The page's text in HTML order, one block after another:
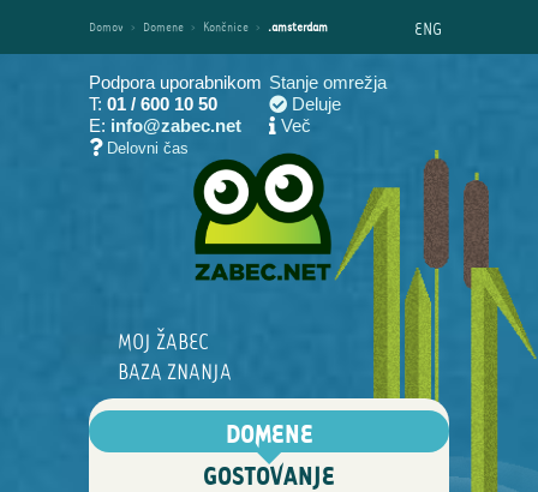
Domov › Domene › Končnice › .amsterdam ENG
Podpora uporabnikom
T: 01 / 600 10 50
E: info@zabec.net
Delovni čas
Stanje omrežja
Deluje
Več
MOJ ŽABEC
BAZA ZNANJA
DOMENE
GOSTOVANJE